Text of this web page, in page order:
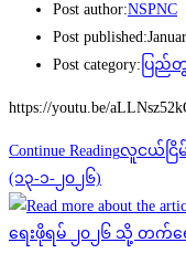
Post author:NSPNC
Post published:
Post category: ပြည်တွ
https://youtu.be/
Continue Readingလူငယ်ငြိမ်
(၁၃-၁-၂၀၂၆)